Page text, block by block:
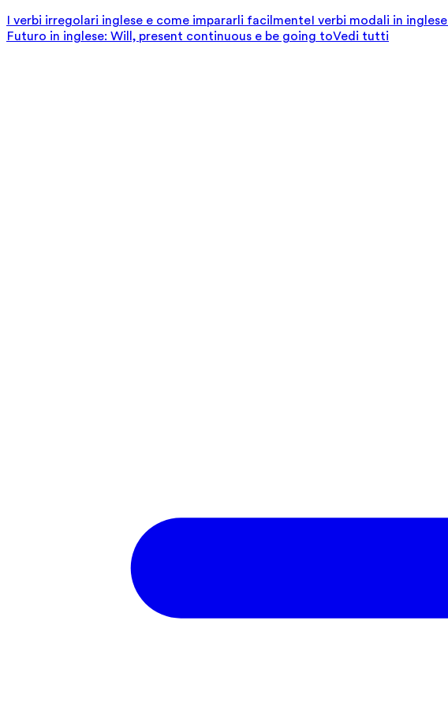
I verbi irregolari inglese e come impararli facilmenteI verbi modali in inglese
Futuro in inglese: Will, present continuous e be going toVedi tutti